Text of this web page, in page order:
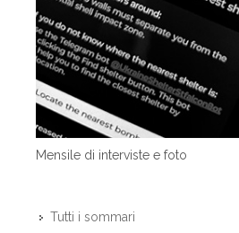
Mensile di interviste e foto
Tutti i sommari